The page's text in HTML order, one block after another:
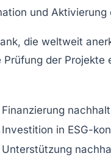
und Aktivierung
die weltweit
der
Finanzierung
Investition in ESG-
Unterstützung